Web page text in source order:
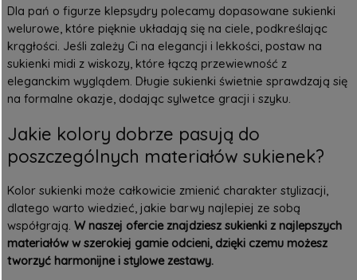
Dla pań o figurze klepsydry polecamy dopasowane sukienki
welurowe, które pięknie układają się na ciele, podkreślając
krągłości. Jeśli zależy Ci na elegancji i lekkości, postaw na
sukienki midi z wiskozy, które łączą przewiewność z
eleganckim wyglądem. Długie sukienki świetnie sprawdzają się
na formalne okazje, dodając sylwetce gracji i szyku.
Jakie kolory dobrze pasują do
poszczególnych materiałów sukienek?
Kolor sukienki może całkowicie zmienić charakter stylizacji,
dlatego warto wiedzieć, jakie barwy najlepiej ze sobą
współgrają. W naszej ofercie znajdziesz sukienki z najlepszych
materiałów w szerokiej gamie odcieni, dzięki czemu możesz
tworzyć harmonijne i stylowe zestawy.